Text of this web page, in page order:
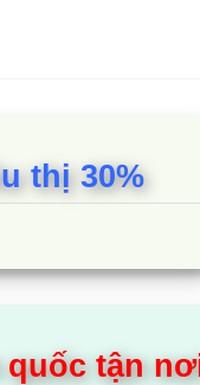
thị 30%
quốc tận